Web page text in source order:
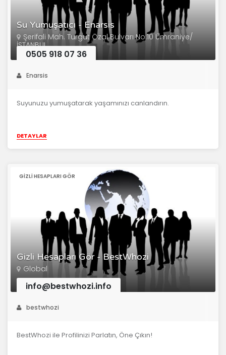
Su Yumuşatıcı - Enarsis
Şerifali Mah. Turgut Özal Bulvarı No:10 Ümraniye/
İSTANBUL
0505 918 07 36
Enarsis
Suyunuzu yumuşatarak yaşamınızı canlandırın.
DETAYLAR
Gizli Hesapları Gör - BestWhozi
GIZLI HESAPLARI GÖR
Global
info@bestwhozi.info
bestwhozi
BestWhozi ile Profilinizi Parlatın, Öne Çıkın!